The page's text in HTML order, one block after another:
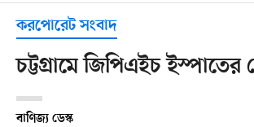
করপোরেট সংবাদ
চট্টগ্রামে জিপিএইচ ইস্পাতের
বাণিজ্য ডেস্ক